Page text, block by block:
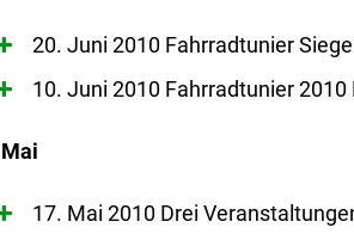
20. Juni 2010 Fahrradtunier
10. Juni 2010 Fahrradtunier 2010
Mai
17. Mai 2010 Drei